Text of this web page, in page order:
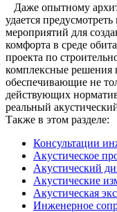
Даже опытному
удается
мероприятий для
комфорта в среде
проекта по
комплексные решения
обеспечивающие не
действующих
реальный
Также в этом разделе:
Консультации
Акустическое
Акустический
Акустические
Акустическая
Инженерное